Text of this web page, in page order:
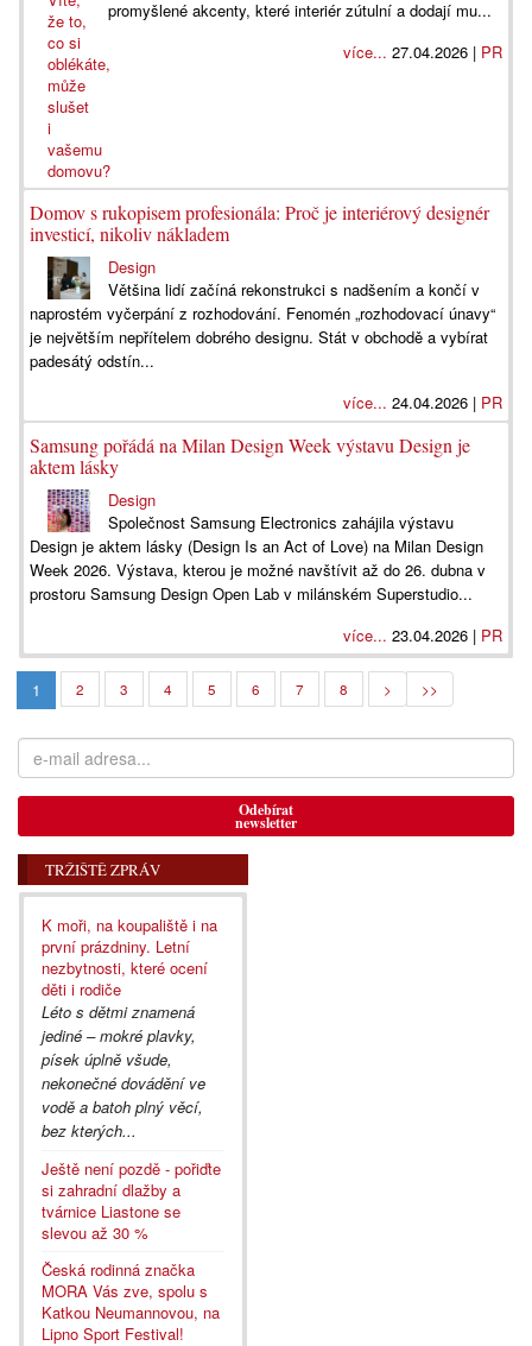
promyšlené akcenty, které interiér zútulní a dodají mu...
více... 27.04.2026 | PR
Domov s rukopisem profesionála: Proč je interiérový designér
investicí, nikoliv nákladem
Design
Většina lidí začíná rekonstrukci s nadšením a končí v
naprostém vyčerpání z rozhodování. Fenomén „rozhodovací únavy“
je největším nepřítelem dobrého designu. Stát v obchodě a vybírat
padesátý odstín...
více... 24.04.2026 | PR
Samsung pořádá na Milan Design Week výstavu Design je
aktem lásky
Design
Společnost Samsung Electronics zahájila výstavu
Design je aktem lásky (Design Is an Act of Love) na Milan Design
Week 2026. Výstava, kterou je možné navštívit až do 26. dubna v
prostoru Samsung Design Open Lab v milánském Superstudio...
více... 23.04.2026 | PR
1 2 3 4 5 6 7 8 > >>
Odebírat
newsletter
TRŽIŠTĚ ZPRÁV
K moři, na koupaliště i na
první prázdniny. Letní
nezbytnosti, které ocení
děti i rodiče
Léto s dětmi znamená
jediné – mokré plavky,
písek úplně všude,
nekonečné dovádění ve
vodě a batoh plný věcí,
bez kterých...
Ještě není pozdě - pořiďte
si zahradní dlažby a
tvárnice Liastone se
slevou až 30 %
Česká rodinná značka
MORA Vás zve, spolu s
Katkou Neumannovou, na
Lipno Sport Festival!